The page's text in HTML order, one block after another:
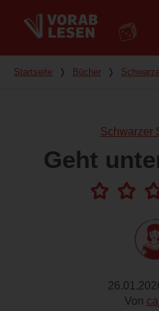
Du bist hier
Startseite ❭ Bücher ❭
Schwarzer
Geht
Von